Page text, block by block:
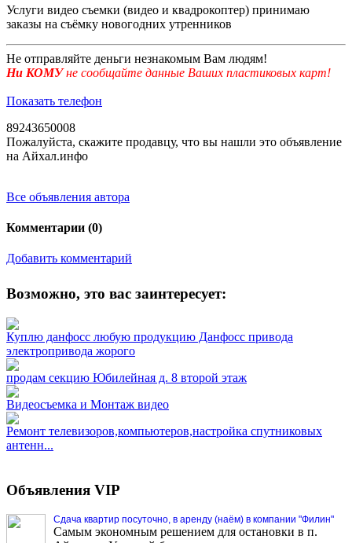
Услуги видео съемки (видео и квадрокоптер) принимаю
заказы на съёмку новогодних утренников
Не отправляйте деньги незнакомым Вам людям!
Ни КОМУне сообщайте данные Ваших пластиковых карт!
Показать телефон
89243650008
Пожалуйста, скажите продавцу, что вы нашли это объявление
на Айхал.инфо
Все объявления автора
Комментарии (0)
Добавить комментарий
Возможно, это вас заинтересует:
Куплю данфосс любую продукцию Данфосс привода
электропривода жорого
продам секцию Юбилейная д. 8 второй этаж
Видеосъемка и Монтаж видео
Ремонт телевизоров,компьютеров,настройка спутниковых
антенн...
Объявления VIP
Сдача квартир посуточно, в аренду (наём) в компании "Филин"
Самым экономным решением для остановки в п.